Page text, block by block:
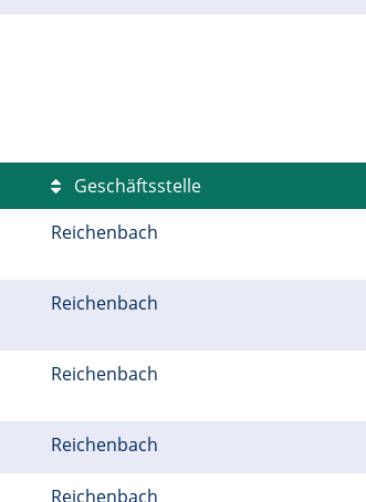
Geschäftsstelle
Reichenbach
Reichenbach
Reichenbach
Reichenbach
Reichenbach